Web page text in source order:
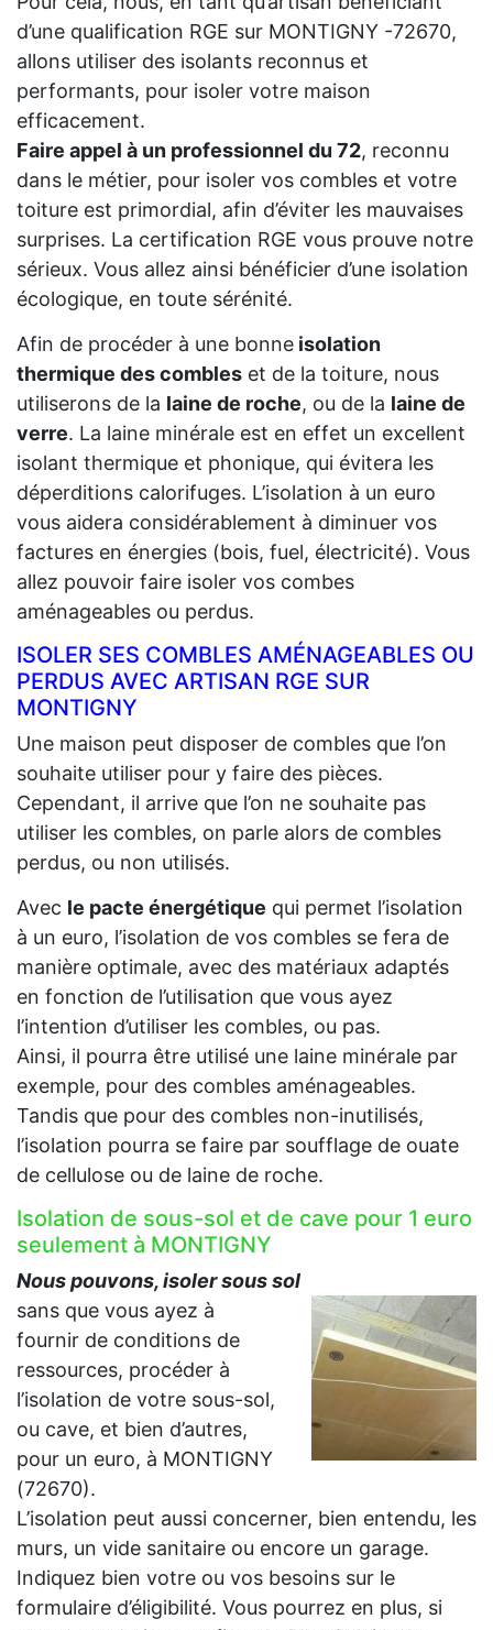
d’une qualification RGE sur MONTIGNY -72670,
allons utiliser des isolants reconnus et
performants, pour isoler votre maison
efficacement.
Faire appel à un professionnel du 72, reconnu
dans le métier, pour isoler vos combles et votre
toiture est primordial, afin d’éviter les mauvaises
surprises. La certification RGE vous prouve notre
sérieux. Vous allez ainsi bénéficier d’une isolation
écologique, en toute sérénité.
Afin de procéder à une bonne isolation
thermique des combles et de la toiture, nous
utiliserons de la laine de roche, ou de la laine de
verre. La laine minérale est en effet un excellent
isolant thermique et phonique, qui évitera les
déperditions calorifuges. L’isolation à un euro
vous aidera considérablement à diminuer vos
factures en énergies (bois, fuel, électricité). Vous
allez pouvoir faire isoler vos combes
aménageables ou perdus.
ISOLER SES COMBLES AMÉNAGEABLES OU
PERDUS AVEC ARTISAN RGE SUR
MONTIGNY
Une maison peut disposer de combles que l’on
souhaite utiliser pour y faire des pièces.
Cependant, il arrive que l’on ne souhaite pas
utiliser les combles, on parle alors de combles
perdus, ou non utilisés.
Avec le pacte énergétique qui permet l’isolation
à un euro, l’isolation de vos combles se fera de
manière optimale, avec des matériaux adaptés
en fonction de l’utilisation que vous ayez
l’intention d’utiliser les combles, ou pas.
Ainsi, il pourra être utilisé une laine minérale par
exemple, pour des combles aménageables.
Tandis que pour des combles non-inutilisés,
l’isolation pourra se faire par soufflage de ouate
de cellulose ou de laine de roche.
Isolation de sous-sol et de cave pour 1 euro
seulement à MONTIGNY
Nous pouvons, isoler sous sol
sans que vous ayez à
fournir de conditions de
ressources, procéder à
l’isolation de votre sous-sol,
ou cave, et bien d’autres,
pour un euro, à MONTIGNY
(72670).
L’isolation peut aussi concerner, bien entendu, les
murs, un vide sanitaire ou encore un garage.
Indiquez bien votre ou vos besoins sur le
formulaire d’éligibilité. Vous pourrez en plus, si